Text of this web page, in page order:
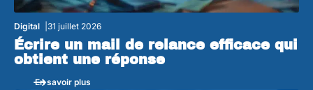
Digital 31 juillet 2026
Écrire un mail de relance efficace qui
obtient une réponse
En savoir plus